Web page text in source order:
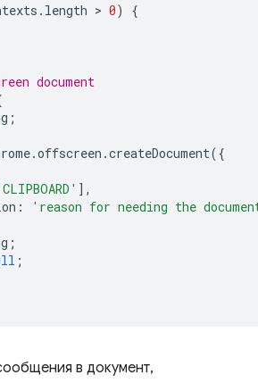
. length > 0)
{
document
;
.offscreen .createDocument({
],
:
'reason for needing the
;
;
в документ,